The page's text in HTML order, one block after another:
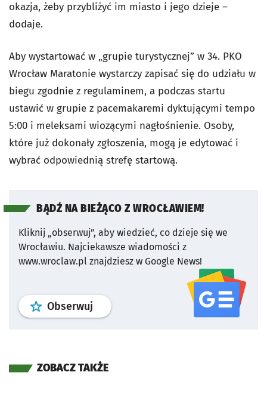
okazja, żeby przybliżyć im miasto i jego dzieje –
dodaje.
Aby wystartować w „grupie turystycznej” w 34. PKO
Wrocław Maratonie wystarczy zapisać się do udziału w
biegu zgodnie z regulaminem, a podczas startu
ustawić w grupie z pacemakaremi dyktującymi tempo
5:00 i meleksami wiozącymi nagłośnienie. Osoby,
które już dokonały zgłoszenia, mogą je edytować i
wybrać odpowiednią strefę startową.
BĄDŹ NA BIEŻĄCO Z WROCŁAWIEM!
Kliknij „obserwuj”, aby wiedzieć, co dzieje się we
Wrocławiu. Najciekawsze wiadomości z
www.wroclaw.pl znajdziesz w Google News!
Obserwuj profil serwisu
ZOBACZ TAKŻE